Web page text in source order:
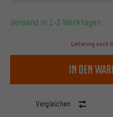
Versand in 1-3 Werktagen
Lieferung nach
In den
Vergleichen